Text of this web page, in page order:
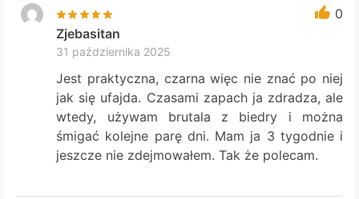
0
Zjebasitan
31 października 2025
Jest praktyczna, czarna więc nie znać po niej
jak się ufajda. Czasami zapach ja zdradza, ale
wtedy, używam brutala z biedry i można
śmigać kolejne parę dni. Mam ja 3 tygodnie i
jeszcze nie zdejmowałem. Tak że polecam.